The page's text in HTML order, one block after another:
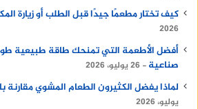
كيف تختار مطعمًا جيدًا قبل الطلب أو زيارة
2026
أفضل الأطعمة التي تمنحك طاقة طبيعية
صناعية
26 يوليو، 2026
لماذا يفضل الكثيرون الطعام المشوي مقارنة
يوليو، 2026